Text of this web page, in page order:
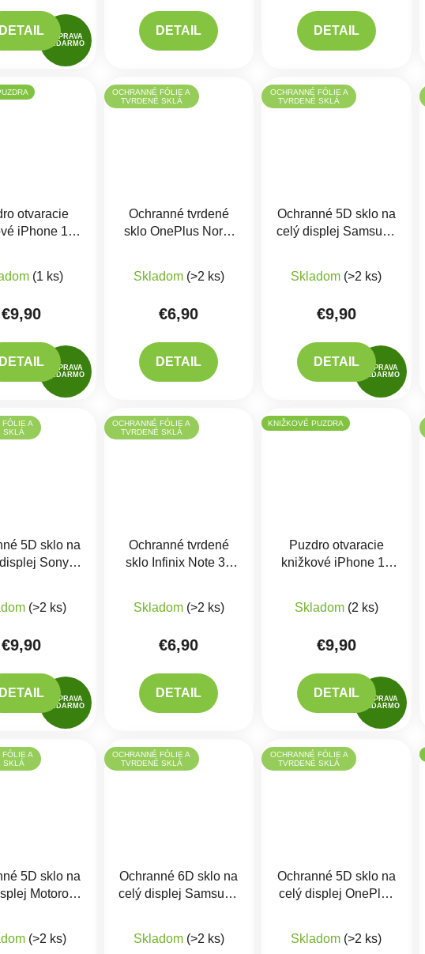
DOPRAVA
ZADARMO
DETAIL DETAIL DETAIL
DOPRAVA
ZADARMO
otvaracie
iPhone 12,
(1 ks)
€9,90
DETAIL
OCHRANNÉ FÓLIE A
TVRDENÉ SKLÁ
Ochranné tvrdené
sklo OnePlus Nord,
Skladom (>2 ks)
€6,90
DETAIL
OCHRANNÉ FÓLIE A
TVRDENÉ SKLÁ
DOPRAVA
ZADARMO
Ochranné 5D sklo na
celý displej Samsung
Skladom (>2 ks)
€9,90
DETAIL
FÓLIE A
SKLÁ
DOPRAVA
ZADARMO
5D sklo na
Sony
(>2 ks)
€9,90
DETAIL
OCHRANNÉ FÓLIE A
TVRDENÉ SKLÁ
Ochranné tvrdené
sklo Infinix Note 30
Skladom (>2 ks)
€6,90
DETAIL
KNIŽKOVÉ PUZDRA
DOPRAVA
ZADARMO
Puzdro otvaracie
knižkové iPhone 12
Skladom (2 ks)
€9,90
DETAIL
FÓLIE A
SKLÁ
5D sklo na
Motorola
(>2 ks)
OCHRANNÉ FÓLIE A
TVRDENÉ SKLÁ
Ochranné 6D sklo na
celý displej Samsung
displeja
Skladom (>2 ks)
OCHRANNÉ FÓLIE A
TVRDENÉ SKLÁ
Ochranné 5D sklo na
celý displej OnePlus
Skladom (>2 ks)